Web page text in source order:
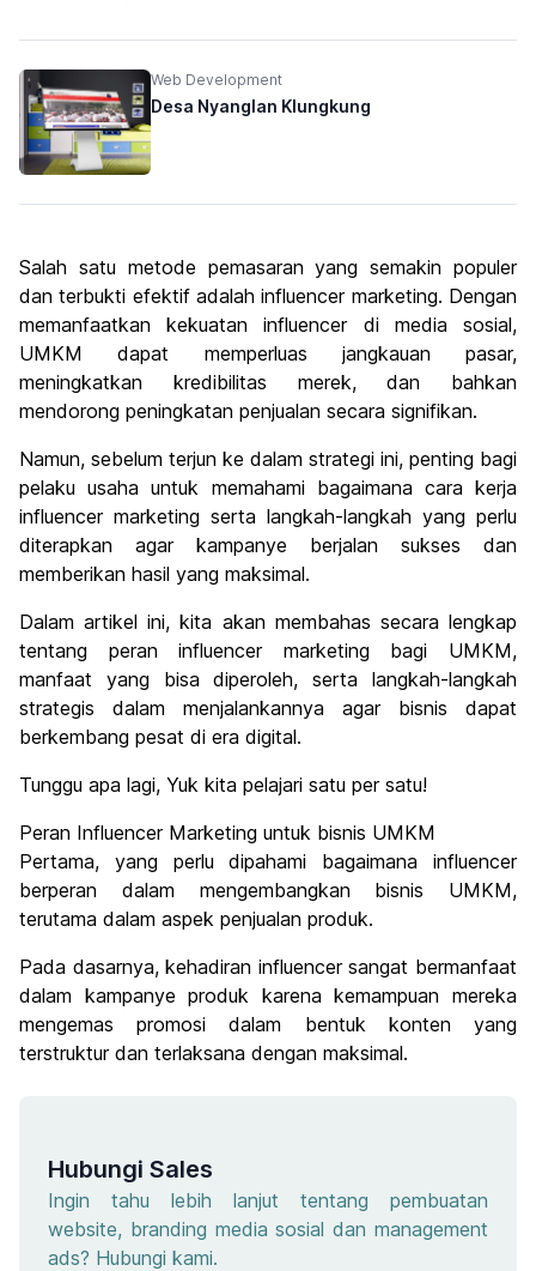
Web Development
Desa Nyanglan Klungkung
Salah satu metode pemasaran yang semakin populer
dan terbukti efektif adalah influencer marketing. Dengan
memanfaatkan kekuatan influencer di media sosial,
UMKM dapat memperluas jangkauan pasar,
meningkatkan kredibilitas merek, dan bahkan
mendorong peningkatan penjualan secara signifikan.
Namun, sebelum terjun ke dalam strategi ini, penting bagi
pelaku usaha untuk memahami bagaimana cara kerja
influencer marketing serta langkah-langkah yang perlu
diterapkan agar kampanye berjalan sukses dan
memberikan hasil yang maksimal.
Dalam artikel ini, kita akan membahas secara lengkap
tentang peran influencer marketing bagi UMKM,
manfaat yang bisa diperoleh, serta langkah-langkah
strategis dalam menjalankannya agar bisnis dapat
berkembang pesat di era digital.
Tunggu apa lagi, Yuk kita pelajari satu per satu!
Peran Influencer Marketing untuk bisnis UMKM
Pertama, yang perlu dipahami bagaimana influencer
berperan dalam mengembangkan bisnis UMKM,
terutama dalam aspek penjualan produk.
Pada dasarnya, kehadiran influencer sangat bermanfaat
dalam kampanye produk karena kemampuan mereka
mengemas promosi dalam bentuk konten yang
terstruktur dan terlaksana dengan maksimal.
Hubungi Sales
Ingin tahu lebih lanjut tentang pembuatan
website, branding media sosial dan management
ads? Hubungi kami.